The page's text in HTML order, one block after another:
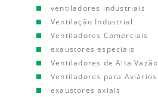
ventiladores industriais
Ventilação Industrial
Ventiladores Comerciais
exaustores especiais
Ventiladores de Alta Vazão
Ventiladores para Aviários
exaustores axiais